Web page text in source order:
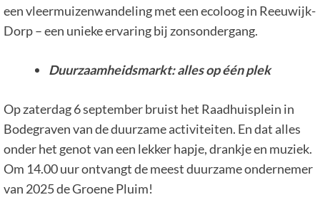
een vleermuizenwandeling met een ecoloog in Reeuwijk-
Dorp – een unieke ervaring bij zonsondergang.
Duurzaamheidsmarkt: alles op één plek
Op zaterdag 6 september bruist het Raadhuisplein in
Bodegraven van de duurzame activiteiten. En dat alles
onder het genot van een lekker hapje, drankje en muziek.
Om 14.00 uur ontvangt de meest duurzame ondernemer
van 2025 de Groene Pluim!